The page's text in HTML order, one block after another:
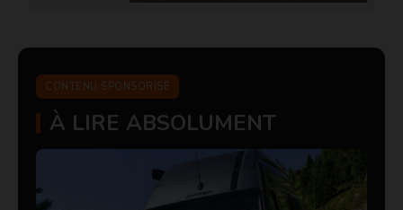
CONTENU SPONSORISÉ
À LIRE ABSOLUMENT